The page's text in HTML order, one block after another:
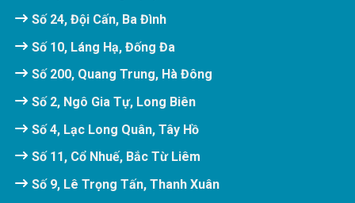
Số 24, Đội Cấn, Ba Đình
Số 10, Láng Hạ, Đống Đa
Số 200, Quang Trung, Hà Đông
Số 2, Ngô Gia Tự, Long Biên
Số 4, Lạc Long Quân, Tây Hồ
Số 11, Cổ Nhuế, Bắc Từ Liêm
Số 9, Lê Trọng Tấn, Thanh Xuân